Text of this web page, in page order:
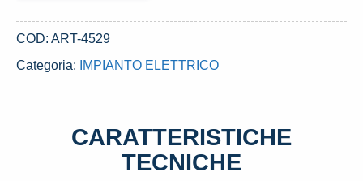
COD: ART-4529
Categoria:
IMPIANTO ELETTRICO
CARATTERISTICHE
TECNICHE